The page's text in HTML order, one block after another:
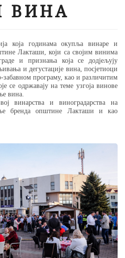
ВИНА
која годинама окупља винаре и
Лакташи, који са својим винима
и признања која се додјељују
и дегустације вина, посјетиоци
забавном програму, као и различитим
се одржавају на теме узгоја винове
вина.
винарства и виноградарства на
бренда општине Лакташи и као